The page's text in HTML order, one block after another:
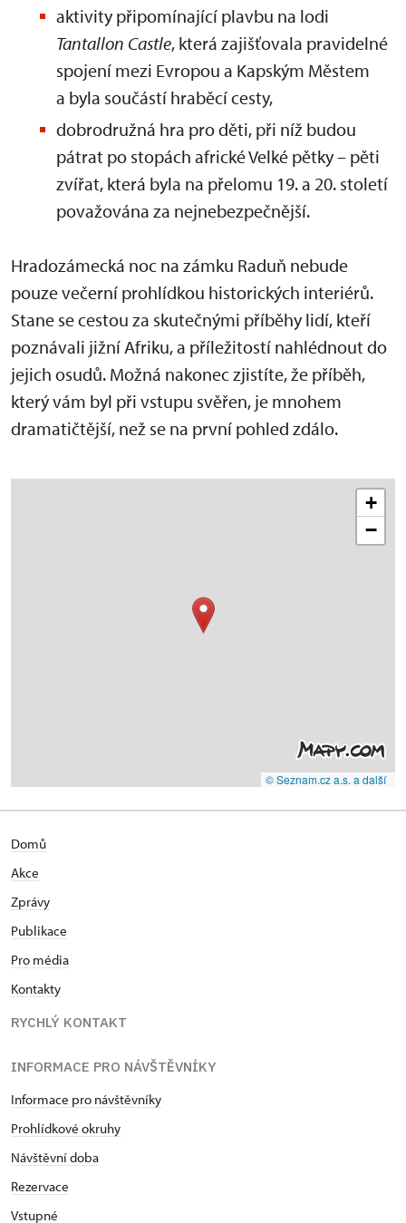
aktivity připomínající plavbu na lodi
Tantallon Castle, která zajišťovala pravidelné
spojení mezi Evropou a Kapským Městem
a byla součástí hraběcí cesty,
dobrodružná hra pro děti, při níž budou
pátrat po stopách africké Velké pětky – pěti
zvířat, která byla na přelomu 19. a 20. století
považována za nejnebezpečnější.
Hradozámecká noc na zámku Raduň nebude
pouze večerní prohlídkou historických interiérů.
Stane se cestou za skutečnými příběhy lidí, kteří
poznávali jižní Afriku, a příležitostí nahlédnout do
jejich osudů. Možná nakonec zjistíte, že příběh,
který vám byl při vstupu svěřen, je mnohem
dramatičtější, než se na první pohled zdálo.
+
−
© Seznam.cz a.s. a další
Domů
Akce
Zprávy
Publikace
Pro média
Kontakty
RYCHLÝ KONTAKT
INFORMACE PRO NÁVŠTĚVNÍKY
Informace pro návštěvníky
Prohlídkové okruhy
Návštěvní doba
Rezervace
Vstupné